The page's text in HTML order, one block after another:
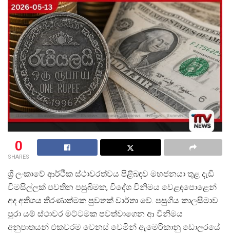
0
SHARES
ශ් රී ලංකාවේ ආර්ථික ස්ථාවරත්වය පිළිබඳව මහජනයා තුළ දැඩි
විමසිල්ලක් පවතින පසුබිමක, විදේශ විනිමය වෙළඳපොළෙන්
අද අතිශය තීරණාත්මක පුවතක් වාර්තා වේ. පසුගිය කාලසීමාව
පුරා යම් ස්ථාවර මට්ටමක පවත්වාගෙන ආ විනිමය
අනුපාතයන් එකවරම වෙනස් වෙමින් ඇමෙරිකානු ඩොලරයේ